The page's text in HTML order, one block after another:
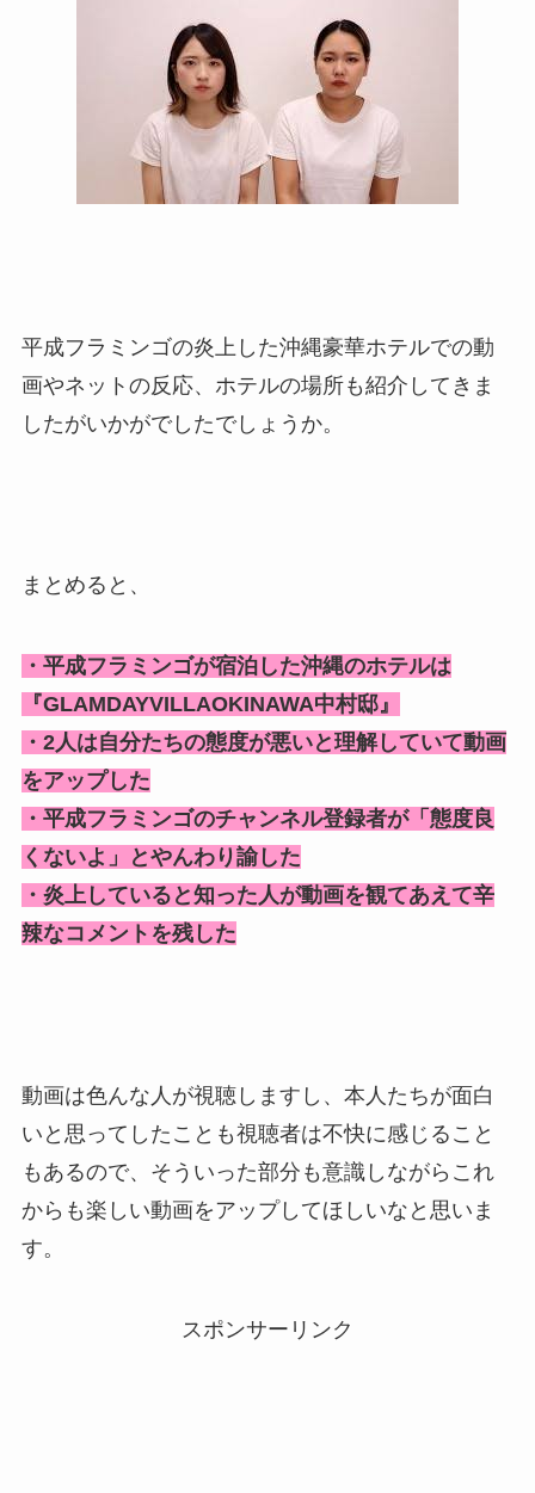
平成フラミンゴの炎上した沖縄豪華ホテルでの動
画やネットの反応、ホテルの場所も紹介してきま
したがいかがでしたでしょうか。
まとめると、
・平成フラミンゴが宿泊した沖縄のホテルは
『GLAMDAYVILLAOKINAWA中村邸』
・2人は自分たちの態度が悪いと理解していて動画
をアップした
・平成フラミンゴのチャンネル登録者が「態度良
くないよ」とやんわり諭した
・炎上していると知った人が動画を観てあえて辛
辣なコメントを残した
動画は色んな人が視聴しますし、本人たちが面白
いと思ってしたことも視聴者は不快に感じること
もあるので、そういった部分も意識しながらこれ
からも楽しい動画をアップしてほしいなと思いま
す。
スポンサーリンク